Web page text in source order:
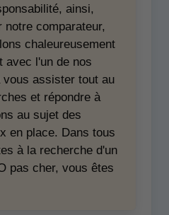
ainsi,
notre comparateur,
chaleureusement
avec l'un de nos
assister tout au
et répondre à
au sujet des
en place. Dans tous
à la recherche d'un
pas cher, vous êtes